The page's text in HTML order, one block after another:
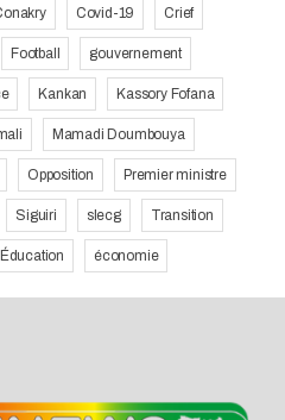
Covid-19 Crief
Football gouvernement
Kankan Kassory Fofana
Mamadi Doumbouya
Opposition Premier ministre
Siguiri slecg Transition
Éducation économie